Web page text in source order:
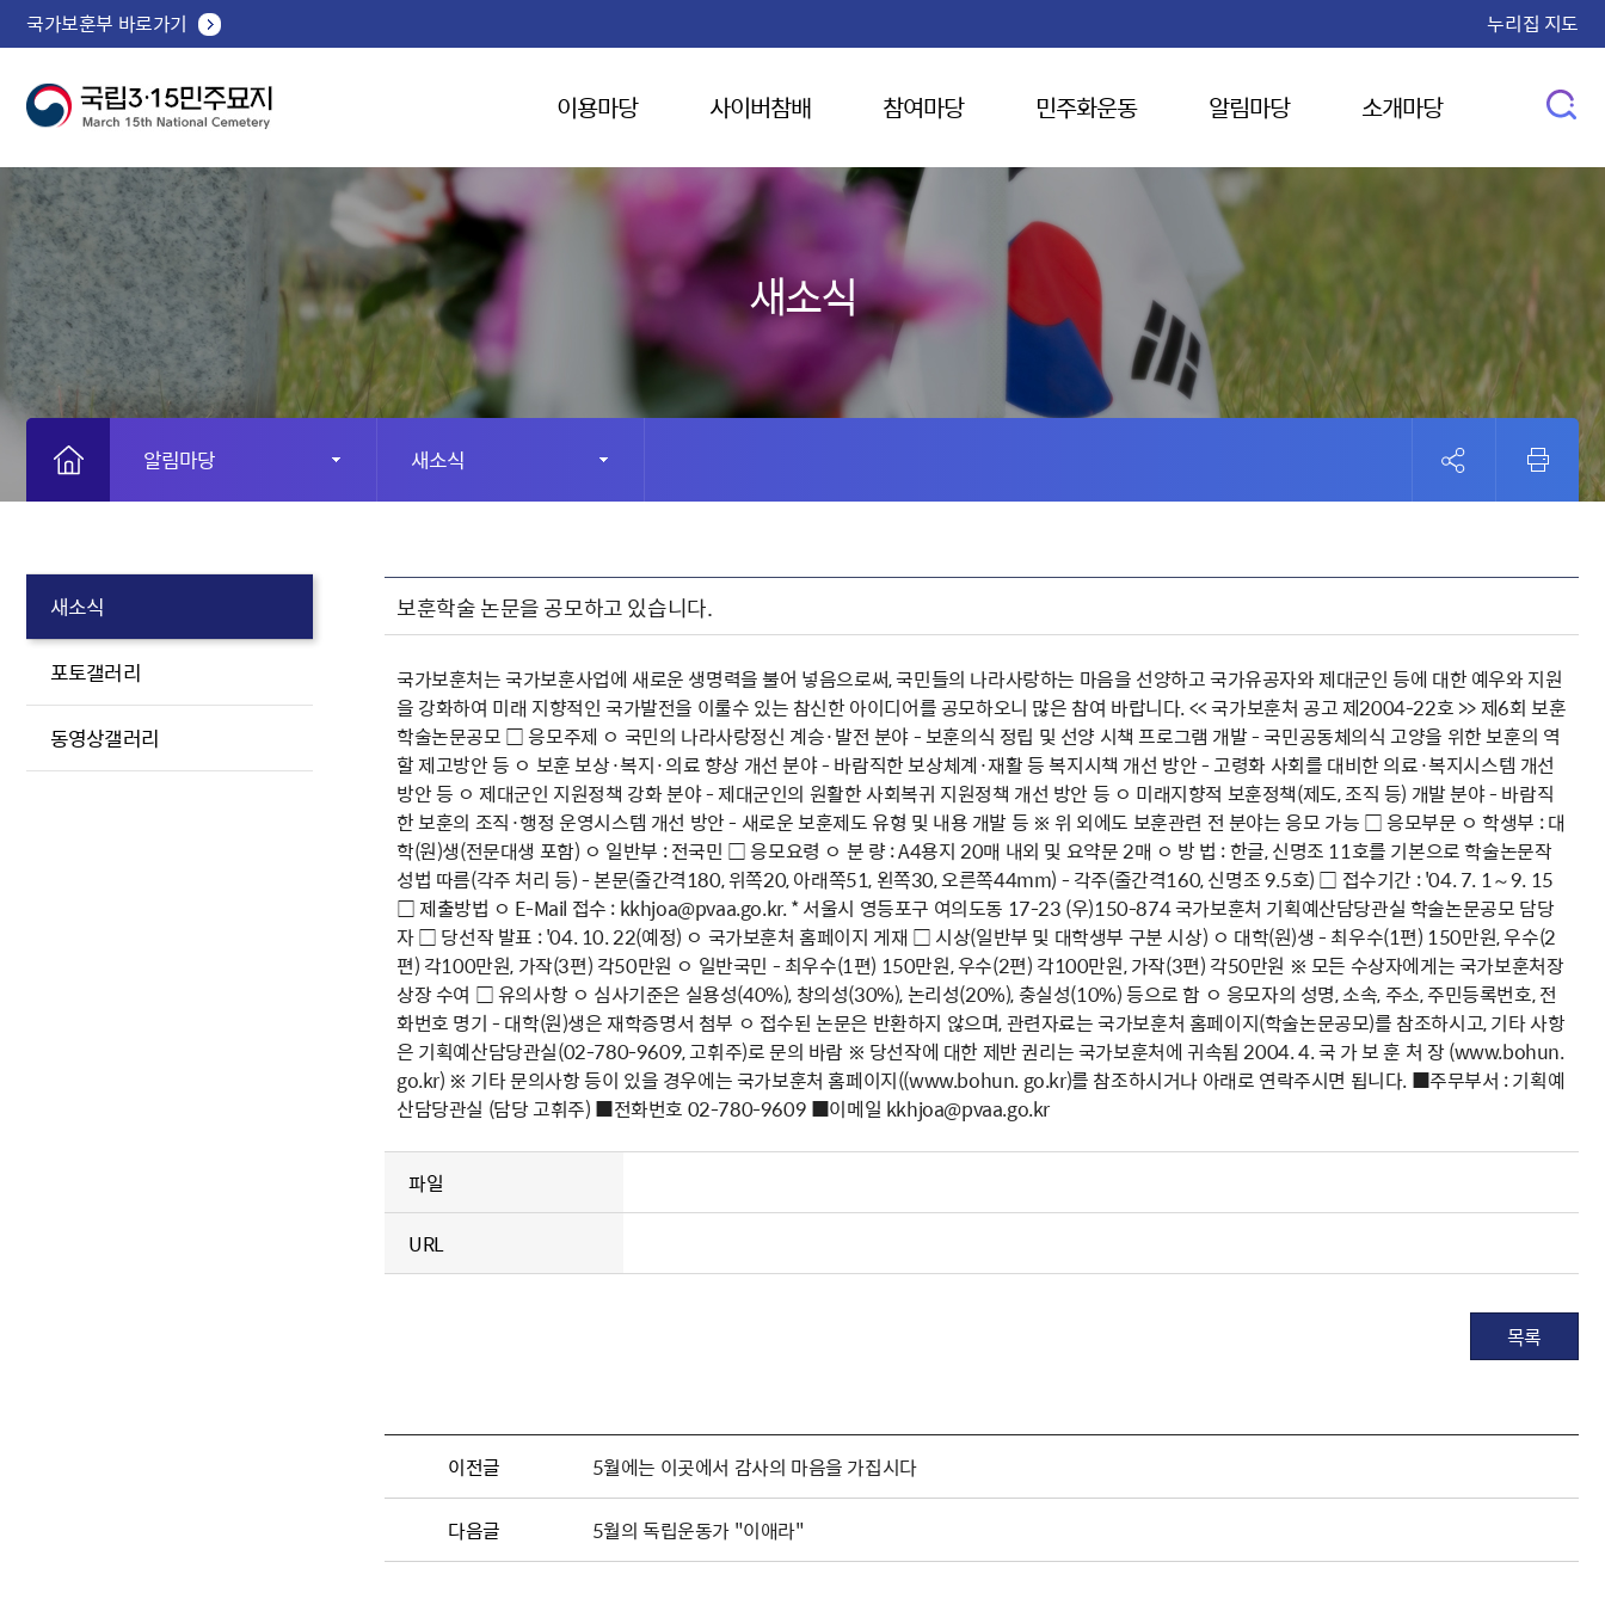
국가보훈부 바로가기 누리집 지도
이용마당 사이버참배 참여마당 민주화운동 알림마당 소개마당
새소식
알림마당 새소식
새소식
포토갤러리
동영상갤러리
보훈학술 논문을 공모하고 있습니다.
국가보훈처는 국가보훈사업에 새로운 생명력을 불어 넣음으로써, 국민들의 나라사랑하는 마음을 선양하고 국가유공자와 제대군인 등에 대한 예우와 지원
을 강화하여 미래 지향적인 국가발전을 이룰수 있는 참신한 아이디어를 공모하오니 많은 참여 바랍니다. << 국가보훈처 공고 제2004-22호 >> 제6회 보훈
학술논문공모 □ 응모주제 ㅇ 국민의 나라사랑정신 계승·발전 분야 - 보훈의식 정립 및 선양 시책 프로그램 개발 - 국민공동체의식 고양을 위한 보훈의 역
할 제고방안 등 ㅇ 보훈 보상·복지·의료 향상 개선 분야 - 바람직한 보상체계·재활 등 복지시책 개선 방안 - 고령화 사회를 대비한 의료·복지시스템 개선
방안 등 ㅇ 제대군인 지원정책 강화 분야 - 제대군인의 원활한 사회복귀 지원정책 개선 방안 등 ㅇ 미래지향적 보훈정책(제도, 조직 등) 개발 분야 - 바람직
한 보훈의 조직·행정 운영시스템 개선 방안 - 새로운 보훈제도 유형 및 내용 개발 등 ※ 위 외에도 보훈관련 전 분야는 응모 가능 □ 응모부문 ㅇ 학생부 : 대
학(원)생(전문대생 포함) ㅇ 일반부 : 전국민 □ 응모요령 ㅇ 분 량 : A4용지 20매 내외 및 요약문 2매 ㅇ 방 법 : 한글, 신명조 11호를 기본으로 학술논문작
성법 따름(각주 처리 등) - 본문(줄간격180, 위쪽20, 아래쪽51, 왼쪽30, 오른쪽44mm) - 각주(줄간격160, 신명조 9.5호) □ 접수기간 : '04. 7. 1～9. 15
□ 제출방법 ㅇ E-Mail 접수 : kkhjoa@pvaa.go.kr. * 서울시 영등포구 여의도동 17-23 (우)150-874 국가보훈처 기획예산담당관실 학술논문공모 담당
자 □ 당선작 발표 : '04. 10. 22(예정) ㅇ 국가보훈처 홈페이지 게재 □ 시상(일반부 및 대학생부 구분 시상) ㅇ 대학(원)생 - 최우수(1편) 150만원, 우수(2
편) 각100만원, 가작(3편) 각50만원 ㅇ 일반국민 - 최우수(1편) 150만원, 우수(2편) 각100만원, 가작(3편) 각50만원 ※ 모든 수상자에게는 국가보훈처장
상장 수여 □ 유의사항 ㅇ 심사기준은 실용성(40%), 창의성(30%), 논리성(20%), 충실성(10%) 등으로 함 ㅇ 응모자의 성명, 소속, 주소, 주민등록번호, 전
화번호 명기 - 대학(원)생은 재학증명서 첨부 ㅇ 접수된 논문은 반환하지 않으며, 관련자료는 국가보훈처 홈페이지(학술논문공모)를 참조하시고, 기타 사항
은 기획예산담당관실(02-780-9609, 고휘주)로 문의 바람 ※ 당선작에 대한 제반 권리는 국가보훈처에 귀속됨 2004. 4. 국 가 보 훈 처 장 (www.bohun.
go.kr) ※ 기타 문의사항 등이 있을 경우에는 국가보훈처 홈페이지((www.bohun. go.kr)를 참조하시거나 아래로 연락주시면 됩니다. ■주무부서 : 기획예
산담당관실 (담당 고휘주) ■전화번호 02-780-9609 ■이메일 kkhjoa@pvaa.go.kr
파일
URL
목록
이전글 5월에는 이곳에서 감사의 마음을 가집시다
다음글 5월의 독립운동가 "이애라"